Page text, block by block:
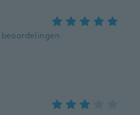
beoordelingen